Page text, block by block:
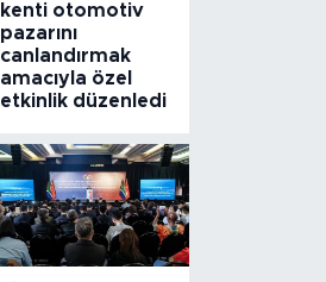
kenti otomotiv
pazarını
canlandırmak
amacıyla özel
etkinlik düzenledi